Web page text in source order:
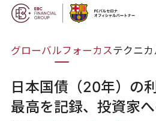
グローバルフォーカステクニ
日本国債（20年）の
最高を記録、投資家